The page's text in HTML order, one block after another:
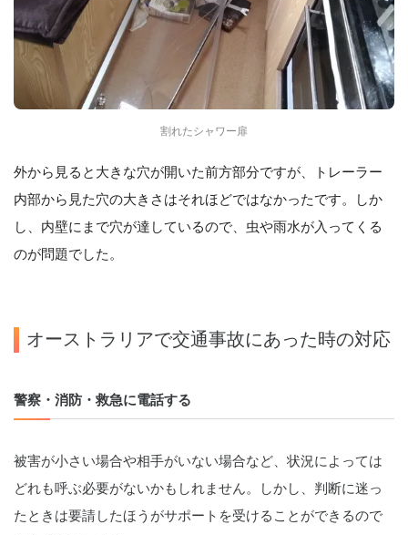
割れたシャワー扉
外から見ると大きな穴が開いた前方部分ですが、トレーラー
内部から見た穴の大きさはそれほどではなかったです。しか
し、内壁にまで穴が達しているので、虫や雨水が入ってくる
のが問題でした。
オーストラリアで交通事故にあった時の対応
警察・消防・救急に電話する
被害が小さい場合や相手がいない場合など、状況によっては
どれも呼ぶ必要がないかもしれません。しかし、判断に迷っ
たときは要請したほうがサポートを受けることができるので